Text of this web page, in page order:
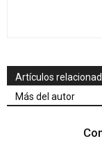
Artículos
Más del autor